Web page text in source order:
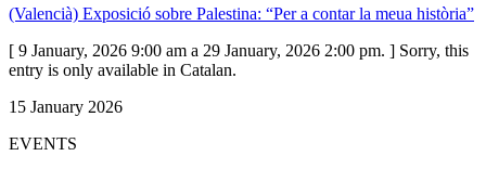
(Valencià) Exposició sobre Palestina: “Per a contar la meua història”
[ 9 January, 2026 9:00 am a 29 January, 2026 2:00 pm. ] Sorry, this
entry is only available in Catalan.
15 January 2026
EVENTS